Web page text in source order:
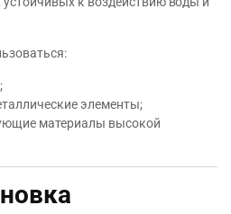
элементы;
материалы высокой